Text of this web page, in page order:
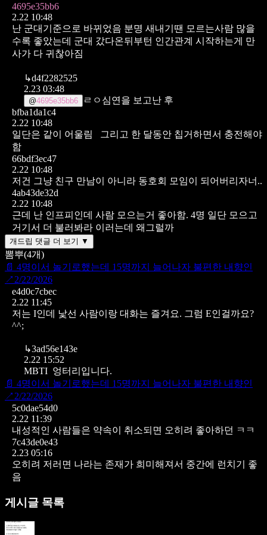
4695e35bb6
2.22 10:48
난 군대기준으로 바뀌었음 분명 새내기땐 모르는사람 많을
수록 좋았는데 군대 갔다온뒤부턴 인간관계 시작하는게 만
사가 다 귀찮아짐
↳d4f2282525
2.23 03:48
@4695e35bb6
ㄹㅇ심연을 보고난 후
bfba1da1c4
2.22 10:48
일단은 같이 어울림
그리고 한 달동안 칩거하면서 충전해야
함
66bdf3ec47
2.22 10:48
저건 그냥 친구 만남이 아니라 동호회 모임이 되어버리자너..
4ab43de32d
2.22 10:48
근데 난 인프피인데 사람 모으는거 좋아함. 4명 일단 모으고
거기서 더 불러봐라 이러는데 왜그럴까
개드립 댓글 더 보기 ▼
뽐뿌(4개)
📄 4명이서 놀기로했는데 15명까지 늘어나자 불편한 내향인
↗ 2/22/2026
e4d0c7cbec
2.22 11:45
저는 I인데 낯선 사람이랑 대화는 즐겨요. 그럼 E인걸까요?
^^;
↳3ad56e143e
2.22 15:52
MBTI 엉터리입니다.
📄 4명이서 놀기로했는데 15명까지 늘어나자 불편한 내향인
↗ 2/22/2026
5c0dae54d0
2.22 11:39
내성적인 사람들은 약속이 취소되면 오히려 좋아하던 ㅋㅋ
7c43de0e43
2.23 05:16
오히려 저러면 나라는 존재가 희미해져서 중간에 런치기 좋
음
게시글 목록